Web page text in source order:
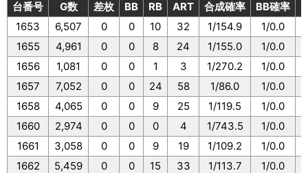
台番号 G数 差枚 BB RB ART 合成確率 BB確率
1653
6,507 0 0 10 32 1/154.9 1/0.0
1655
4,961 0 0 8 24 1/155.0 1/0.0
1656
1,081 0 0 1 3 1/270.2 1/0.0
1657
7,052 0 0 24 58 1/86.0 1/0.0
1658
4,065 0 0 9 25 1/119.5 1/0.0
1660
2,974 0 0 0 4 1/743.5
1/0.0
1661
3,058 0 0 9 19 1/109.2 1/0.0
1662
5,459 0 0 15 33 1/113.7 1/0.0